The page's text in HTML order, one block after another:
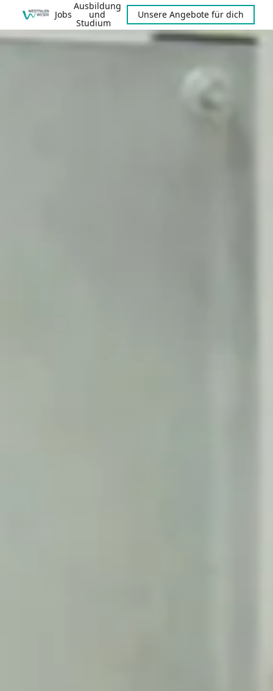
Jobs
Ausbildung
und
Studium
Unsere Angebote für dich